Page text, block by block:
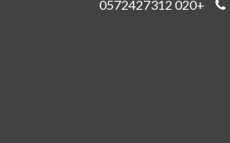
+020 0572427312